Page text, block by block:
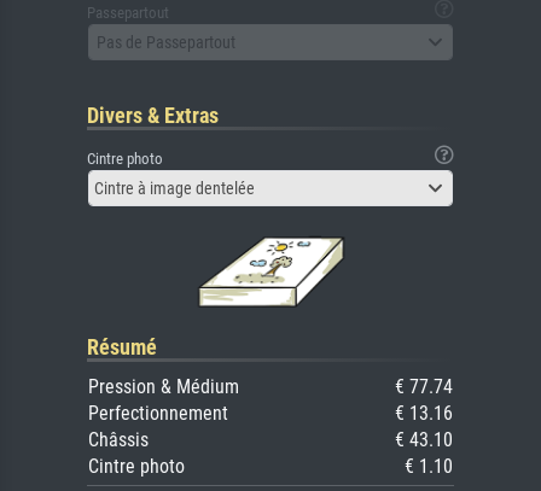
Passepartout
Pas de Passepartout
Divers & Extras
Cintre photo
Cintre à image dentelée
Résumé
Pression & Médium
€ 77.74
Perfectionnement
€ 13.16
Châssis
€ 43.10
Cintre photo
€ 1.10